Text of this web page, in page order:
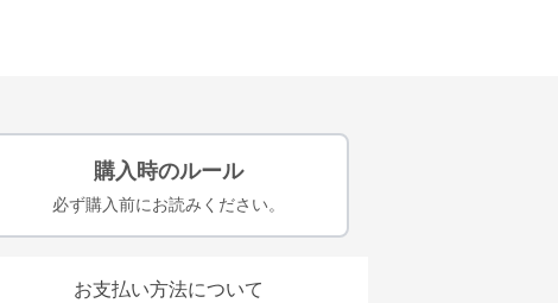
購入時のルール
必ず購入前にお読みください。
お支払い方法について